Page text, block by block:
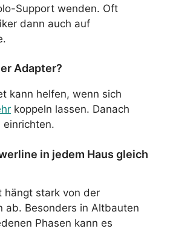
Support wenden. Oft
dann auch auf
Adapter?
kann helfen, wenn sich
koppeln lassen. Danach
einrichten.
in jedem Haus gleich
hängt stark von der
ab. Besonders in Altbauten
Phasen kann es